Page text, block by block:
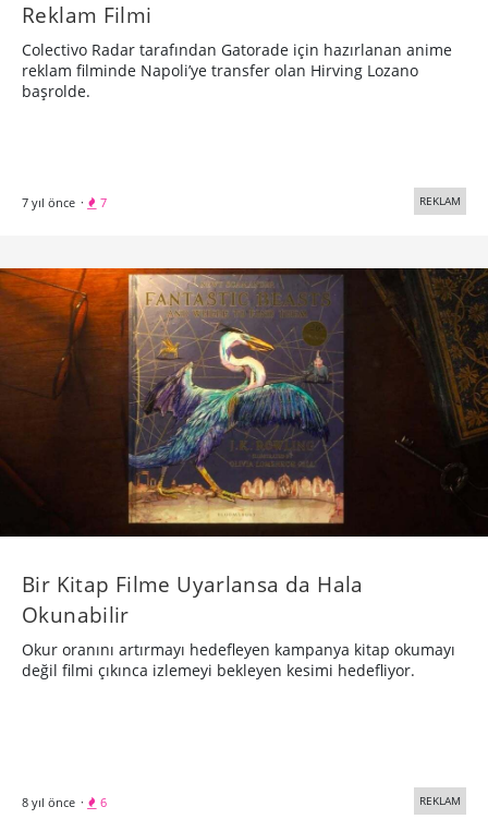
Reklam Filmi
Colectivo Radar tarafından Gatorade için hazırlanan anime
reklam filminde Napoli’ye transfer olan Hirving Lozano
başrolde.
7 yıl önce · 7 REKLAM
Bir Kitap Filme Uyarlansa da Hala
Okunabilir
Okur oranını artırmayı hedefleyen kampanya kitap okumayı
değil filmi çıkınca izlemeyi bekleyen kesimi hedefliyor.
8 yıl önce · 6 REKLAM